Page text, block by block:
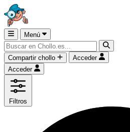
Menú
Compartir chollo
Acceder
Acceder
Filtros